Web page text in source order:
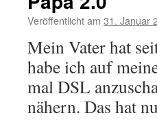
Veröffentlicht am 31. Januar
Mein Vater hat
habe ich auf
mal DSL
nähern. Das hat